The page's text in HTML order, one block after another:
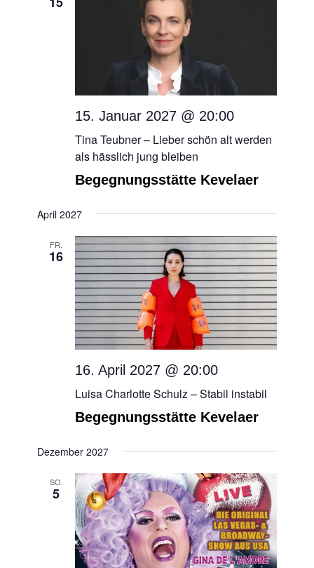
15. Januar 2027 @ 20:00
Tina Teubner – Lieber schön alt werden
als hässlich jung bleiben
Begegnungsstätte Kevelaer
April 2027
FR.
16
16. April 2027 @ 20:00
Luisa Charlotte Schulz – Stabil instabil
Begegnungsstätte Kevelaer
Dezember 2027
SO.
5